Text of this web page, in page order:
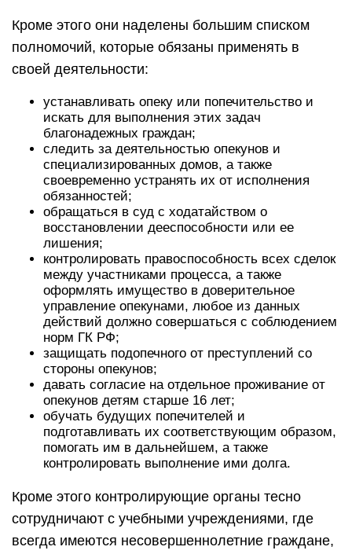
Кроме этого они наделены большим списком
полномочий, которые обязаны применять в
своей деятельности:
устанавливать опеку или попечительство и
искать для выполнения этих задач
благонадежных граждан;
следить за деятельностью опекунов и
специализированных домов, а также
своевременно устранять их от исполнения
обязанностей;
обращаться в суд с ходатайством о
восстановлении дееспособности или ее
лишения;
контролировать правоспособность всех сделок
между участниками процесса, а также
оформлять имущество в доверительное
управление опекунами, любое из данных
действий должно совершаться с соблюдением
норм ГК РФ;
защищать подопечного от преступлений со
стороны опекунов;
давать согласие на отдельное проживание от
опекунов детям старше 16 лет;
обучать будущих попечителей и
подготавливать их соответствующим образом,
помогать им в дальнейшем, а также
контролировать выполнение ими долга.
Кроме этого контролирующие органы тесно
сотрудничают с учебными учреждениями, где
всегда имеются несовершеннолетние граждане,